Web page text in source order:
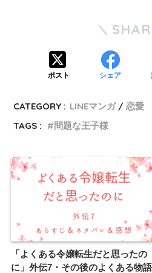
ポスト シェア
CATEGORY : LINEマンガ
恋愛
TAGS :
問題な王子様
「よくある令嬢転生だと思ったの
に」外伝7・その後のよくある物語